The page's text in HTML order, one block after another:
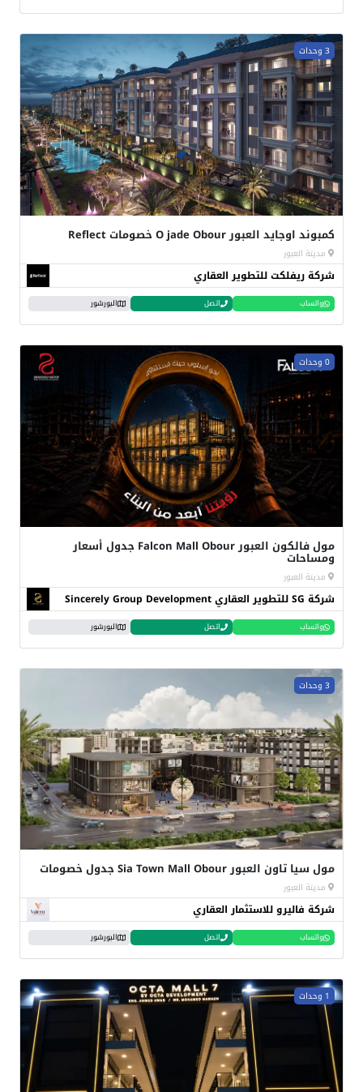
3 وحدات
كمبوند اوجايد العبور O jade Obour خصومات Reflect
مدينة العبور
شركة ريفلكت للتطوير العقاري
واتساب اتصل البورشور
0 وحدات
مول فالكون العبور Falcon Mall Obour جدول أسعار
ومساحات
مدينة العبور
شركة SG للتطوير العقاري Sincerely Group Development
واتساب اتصل البورشور
3 وحدات
مول سيا تاون العبور Sia Town Mall Obour جدول خصومات
مدينة العبور
شركة فاليرو للاستثمار العقاري
واتساب اتصل البورشور
1 وحدات